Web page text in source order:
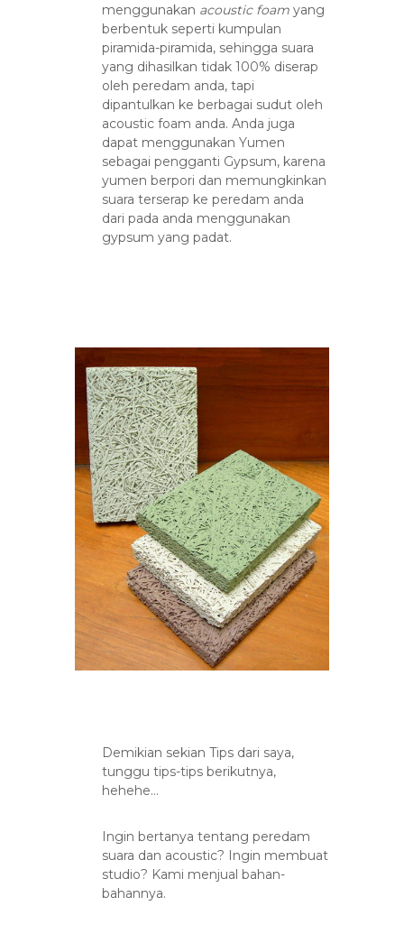
menggunakan acoustic foam yang
berbentuk seperti kumpulan
piramida-piramida, sehingga suara
yang dihasilkan tidak 100% diserap
oleh peredam anda, tapi
dipantulkan ke berbagai sudut oleh
acoustic foam anda. Anda juga
dapat menggunakan Yumen
sebagai pengganti Gypsum, karena
yumen berpori dan memungkinkan
suara terserap ke peredam anda
dari pada anda menggunakan
gypsum yang padat.
Demikian sekian Tips dari saya,
tunggu tips-tips berikutnya,
hehehe…
Ingin bertanya tentang peredam
suara dan acoustic? Ingin membuat
studio? Kami menjual bahan-
bahannya.